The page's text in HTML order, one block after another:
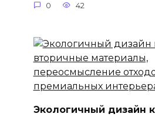
0 42
Экологичный дизайн